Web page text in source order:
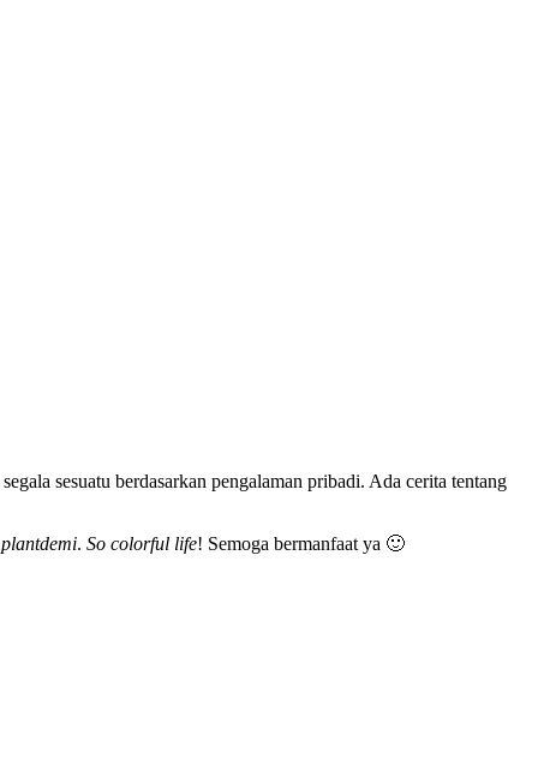
sesuatu berdasarkan pengalaman pribadi. Ada cerita tentang
plantdemi. So colorful life! Semoga bermanfaat ya 🙂